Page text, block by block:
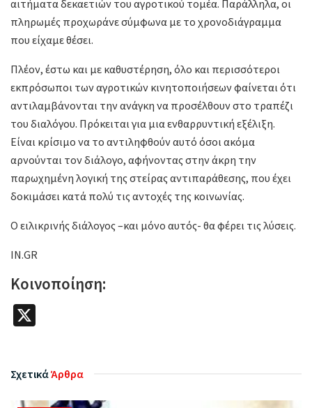
αιτήματα δεκαετιών του αγροτικού τομέα. Παράλληλα, οι
πληρωμές προχωράνε σύμφωνα με το χρονοδιάγραμμα
που είχαμε θέσει.
Πλέον, έστω και με καθυστέρηση, όλο και περισσότεροι
εκπρόσωποι των αγροτικών κινητοποιήσεων φαίνεται ότι
αντιλαμβάνονται την ανάγκη να προσέλθουν στο τραπέζι
του διαλόγου. Πρόκειται για μια ενθαρρυντική εξέλιξη.
Είναι κρίσιμο να το αντιληφθούν αυτό όσοι ακόμα
αρνούνται τον διάλογο, αφήνοντας στην άκρη την
παρωχημένη λογική της στείρας αντιπαράθεσης, που έχει
δοκιμάσει κατά πολύ τις αντοχές της κοινωνίας.
Ο ειλικρινής διάλογος –και μόνο αυτός- θα φέρει τις λύσεις.
IN.GR
Κοινοποίηση:
ΣχετικάΆρθρα